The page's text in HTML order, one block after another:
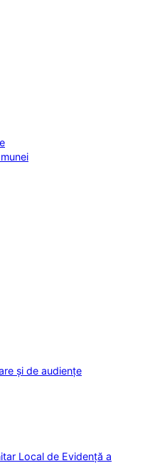
și de audiențe
Local de Evidență a